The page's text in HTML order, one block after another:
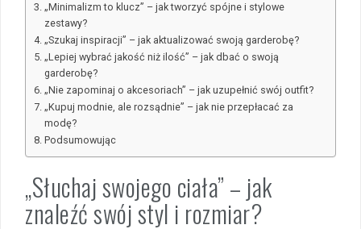
„Minimalizm to klucz” – jak tworzyć spójne i stylowe
zestawy?
„Szukaj inspiracji” – jak aktualizować swoją garderobę?
„Lepiej wybrać jakość niż ilość” – jak dbać o swoją
garderobę?
„Nie zapominaj o akcesoriach” – jak uzupełnić swój outfit?
„Kupuj modnie, ale rozsądnie” – jak nie przepłacać za
modę?
Podsumowując
„Słuchaj swojego ciała” – jak
znaleźć swój styl i rozmiar?